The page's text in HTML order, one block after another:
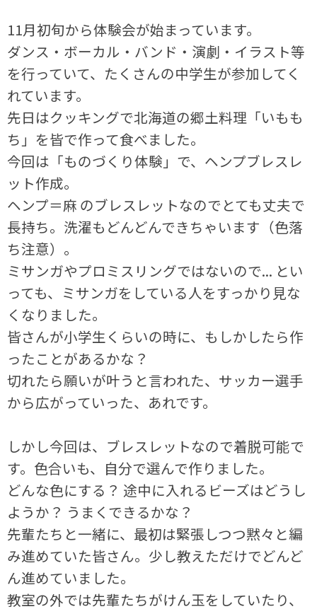
11月初旬から体験会が始まっています。
ダンス・ボーカル・バンド・演劇・イラスト等
を行っていて、たくさんの中学生が参加してく
れています。
先日はクッキングで北海道の郷土料理「いもも
ち」を皆で作って食べました。
今回は「ものづくり体験」で、ヘンプブレスレ
ット作成。
ヘンプ＝麻 のブレスレットなのでとても丈夫で
長持ち。洗濯もどんどんできちゃいます（色落
ち注意）。
ミサンガやプロミスリングではないので... とい
っても、ミサンガをしている人をすっかり見な
くなりました。
皆さんが小学生くらいの時に、もしかしたら作
ったことがあるかな？
切れたら願いが叶うと言われた、サッカー選手
から広がっていった、あれです。
しかし今回は、ブレスレットなので着脱可能で
す。色合いも、自分で選んで作りました。
どんな色にする？ 途中に入れるビーズはどうし
ようか？ うまくできるかな？
先輩たちと一緒に、最初は緊張しつつ黙々と編
み進めていた皆さん。少し教えただけでどんど
ん進めていました。
教室の外では先輩たちがけん玉をしていたり、